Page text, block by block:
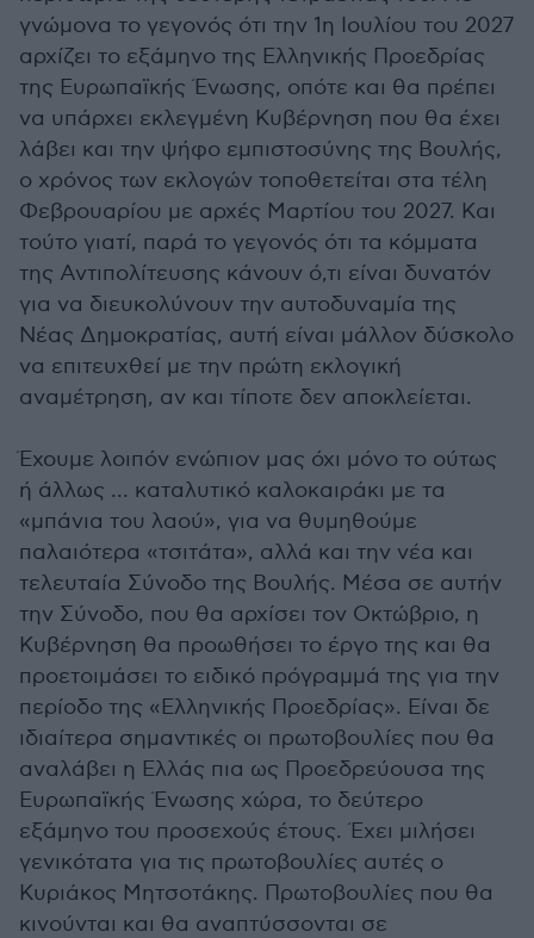
γνώμονα το γεγονός ότι την 1η Ιουλίου του 2027
αρχίζει το εξάμηνο της Ελληνικής Προεδρίας
της Ευρωπαϊκής Ένωσης, οπότε και θα πρέπει
να υπάρχει εκλεγμένη Κυβέρνηση που θα έχει
λάβει και την ψήφο εμπιστοσύνης της Βουλής,
ο χρόνος των εκλογών τοποθετείται στα τέλη
Φεβρουαρίου με αρχές Μαρτίου του 2027. Και
τούτο γιατί, παρά το γεγονός ότι τα κόμματα
της Αντιπολίτευσης κάνουν ό,τι είναι δυνατόν
για να διευκολύνουν την αυτοδυναμία της
Νέας Δημοκρατίας, αυτή είναι μάλλον δύσκολο
να επιτευχθεί με την πρώτη εκλογική
αναμέτρηση, αν και τίποτε δεν αποκλείεται.
Έχουμε λοιπόν ενώπιον μας όχι μόνο το ούτως
ή άλλως … καταλυτικό καλοκαιράκι με τα
«μπάνια του λαού», για να θυμηθούμε
παλαιότερα «τσιτάτα», αλλά και την νέα και
τελευταία Σύνοδο της Βουλής. Μέσα σε αυτήν
την Σύνοδο, που θα αρχίσει τον Οκτώβριο, η
Κυβέρνηση θα προωθήσει το έργο της και θα
προετοιμάσει το ειδικό πρόγραμμά της για την
περίοδο της «Ελληνικής Προεδρίας». Είναι δε
ιδιαίτερα σημαντικές οι πρωτοβουλίες που θα
αναλάβει η Ελλάς πια ως Προεδρεύουσα της
Ευρωπαϊκής Ένωσης χώρα, το δεύτερο
εξάμηνο του προσεχούς έτους. Έχει μιλήσει
γενικότατα για τις πρωτοβουλίες αυτές ο
Κυριάκος Μητσοτάκης. Πρωτοβουλίες που θα
κινούνται και θα αναπτύσσονται σε